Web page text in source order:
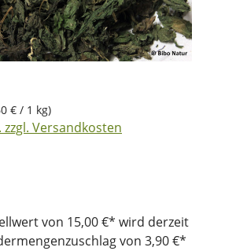
€ / 1 kg)
zzgl. Versandkosten
von 5 von 5 Sternen
von 15,00 €* wird derzeit
von 3,90 €*